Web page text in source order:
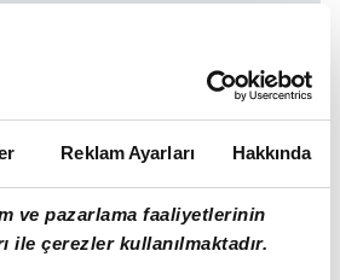
Reklam Ayarları Hakkında
ve pazarlama faaliyetlerinin
ile çerezler kullanılmaktadır.